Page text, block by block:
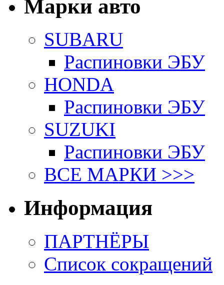
Марки авто
SUBARU
Распиновки ЭБУ
HONDA
Распиновки ЭБУ
SUZUKI
Распиновки ЭБУ
ВСЕ МАРКИ >>>
Информация
ПАРТНЁРЫ
Список сокращений